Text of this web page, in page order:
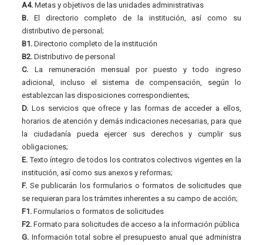
A4. Metas y objetivos de las unidades administrativas
B. El directorio completo de la institución, así como su
distributivo de personal;
B1. Directorio completo de la institución
B2. Distributivo de personal
C. La remuneración mensual por puesto y todo ingreso
adicional, incluso el sistema de compensación, según lo
establezcan las disposiciones correspondientes;
D. Los servicios que ofrece y las formas de acceder a ellos,
horarios de atención y demás indicaciones necesarias, para que
la ciudadanía pueda ejercer sus derechos y cumplir sus
obligaciones;
E. Texto íntegro de todos los contratos colectivos vigentes en la
institución, así como sus anexos y reformas;
F. Se publicarán los formularios o formatos de solicitudes que
se requieran para los trámites inherentes a su campo de acción;
F1. Formularios o formatos de solicitudes
F2. Formato para solicitudes de acceso a la información pública
G. Información total sobre el presupuesto anual que administra